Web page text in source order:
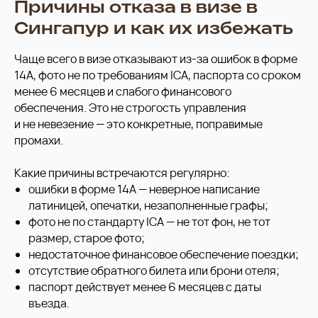
Причины отказа в визе в
Сингапур и как их избежать
Чаще всего в визе отказывают из-за ошибок в форме
14A, фото не по требованиям ICA, паспорта со сроком
менее 6 месяцев и слабого финансового
обеспечения. Это не строгость управления
и не невезение — это конкретные, поправимые
промахи.
Какие причины встречаются регулярно:
ошибки в форме 14A — неверное написание
латиницей, опечатки, незаполненные графы;
фото не по стандарту ICA — не тот фон, не тот
размер, старое фото;
недостаточное финансовое обеспечение поездки;
отсутствие обратного билета или брони отеля;
паспорт действует менее 6 месяцев с даты
въезда.